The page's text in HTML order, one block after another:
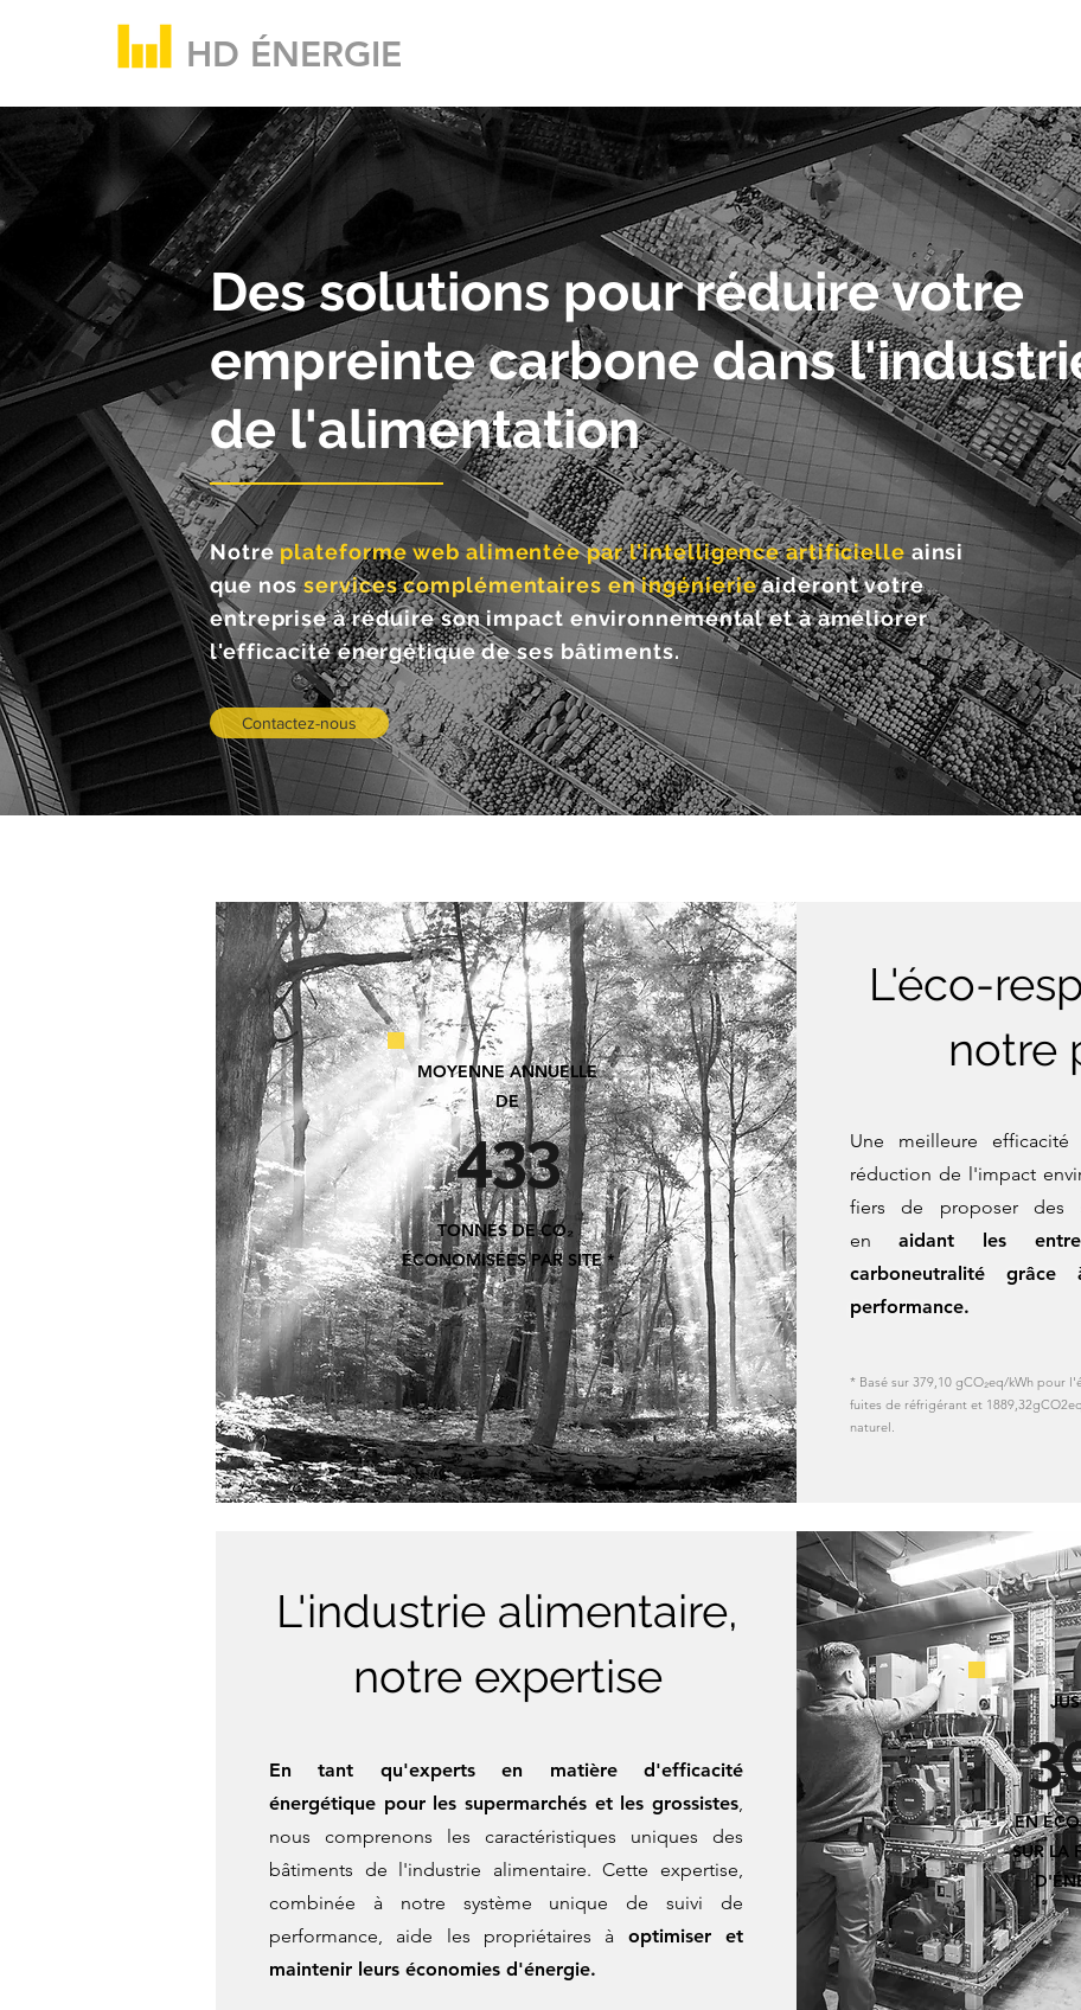
HD ÉNERGIE
Des solutions pour réduire votre
empreinte carbone dans
de l'alimentation
Notreplateforme web alimentée par l'intelligence artificielleainsi
que nosservices complémentaires eningénierieaideront votre
entreprise à réduire son impact environnemental et à améliorer
l'efficacité énergétique de ses bâtiments.
Contactez-nous
MOYENNE ANNUELLE
DE
433
TONNES DE CO₂
ÉCONOMISÉES PAR SITE *
L'éco-
notre
Une meilleure
réduction de l'impact
fiers de proposer des
en aidant les
carboneutralité
performance.
* Basé sur 379,10 gCO₂eq/kWh pour
fuites de réfrigérant et
naturel.
L'industrie alimentaire,
notre expertise
En tant qu'experts en matière d'efficacité
énergétique pour les supermarchés et les grossistes,
nous comprenons les caractéristiques uniques des
bâtiments de l'industrie alimentaire. Cette expertise,
combinée à notre système unique de suivi de
performance, aide les propriétaires à optimiser et
maintenir leurs économies d'énergie.
EN
SUR LA